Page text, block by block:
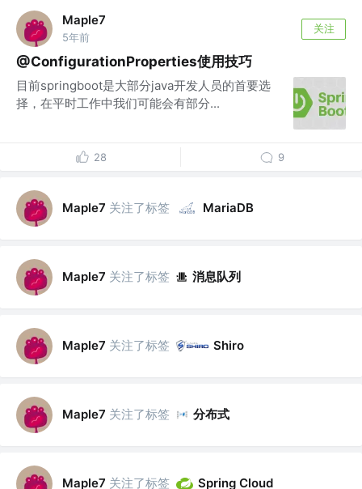
Maple7
5年前
关注
@ConfigurationProperties使用技巧
目前springboot是大部分java开发人员的首要选
择，在平时工作中我们可能会有部分...
28 9
Maple7 关注了标签 MariaDB
Maple7 关注了标签 消息队列
Maple7 关注了标签 Shiro
Maple7 关注了标签 分布式
Maple7 关注了标签 Spring Cloud